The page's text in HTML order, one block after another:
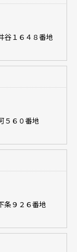
谷１６４８番地
５６０番地
条９２６番地